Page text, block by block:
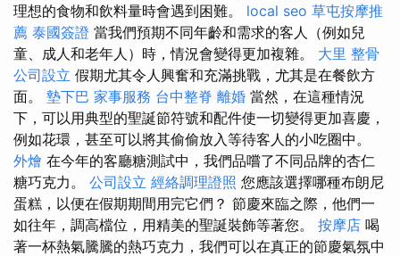
理想的食物和飲料量時會遇到困難。 local seo 草屯按摩推
薦 泰國簽證 當我們預期不同年齡和需求的客人（例如兒
童、成人和老年人）時，情況會變得更加複雜。 大里 整骨
公司設立 假期尤其令人興奮和充滿挑戰，尤其是在餐飲方
面。 墊下巴 家事服務 台中整脊 離婚 當然，在這種情況
下，可以用典型的聖誕節符號和配件使一切變得更加喜慶，
例如花環，甚至可以將其偷偷放入等待客人的小吃圈中。
外燴 在今年的客廳糖測試中，我們品嚐了不同品牌的杏仁
糖巧克力。 公司設立 經絡調理證照 您應該選擇哪種布朗尼
蛋糕，以便在假期期間用完它們？ 節慶來臨之際，他們一
如往年，調高檔位，用精美的聖誕裝飾等著您。 按摩店 喝
著一杯熱氣騰騰的熱巧克力，我們可以在真正的節慶氣氛中